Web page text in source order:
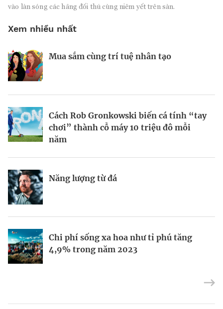
vào làn sóng các hãng đối thủ cùng niêm yết trên sàn.
Xem nhiều nhất
Mua sắm cùng trí tuệ nhân tạo
Cách Rob Gronkowski biến cá tính “tay
chơi” thành cỗ máy 10 triệu đô mỗi
năm
Năng lượng từ đá
Chi phí sống xa hoa như tỉ phú tăng
4,9% trong năm 2023
Nhà sáng lập 25 tuổi và tham vọng lật
Thợ săn khoản vay
Nếu biết tận dụng, AI sẽ giúp điều hành
công ty tốt hơn
Định vị doanh nghiệp Việt trên bản đồ
kinh tế toàn cầu
Kiểm soát bất ổn và bảo vệ sức khỏe
BRANDCONNECT | Brand Contributor
Champagne hàng đầu cho chất riêng
mùa lễ hội
Kết nối liên vùng: Đòn bẩy chiến lược
Mukesh Ambani sắp chuyển giao quyền
điều hành Reliance Industries cho các